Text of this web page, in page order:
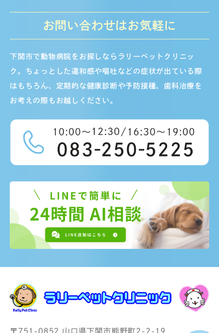
お問い合わせはお気軽に
下関市で動物病院をお探しならラリーペットクリニッ
ク。ちょっとした違和感や嘔吐などの症状が出ている際
はもちろん、定期的な健康診断や予防接種、歯科治療を
お考えの際もお越しください。
〒751-0852 山口県下関市熊野町2-2-19